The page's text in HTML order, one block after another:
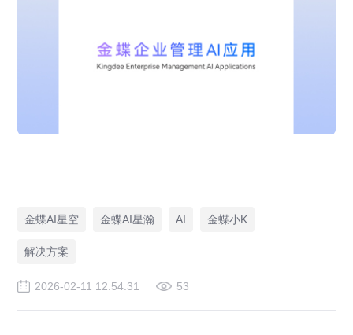
金蝶AI星空 金蝶AI星瀚 AI 金蝶小K
解决方案
2026-02-11 12:54:31 53